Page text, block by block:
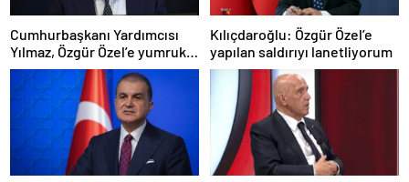
Cumhurbaşkanı Yardımcısı
Yılmaz, Özgür Özel’e yumruklu
saldırıyı kınadı
Kılıçdaroğlu: Özgür Özel’e
yapılan saldırıyı lanetliyorum